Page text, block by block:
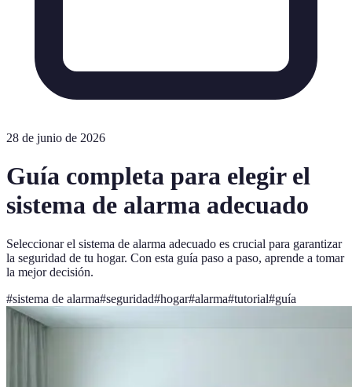
28 de junio de 2026
Guía completa para elegir el
sistema de alarma adecuado
Seleccionar el sistema de alarma adecuado es crucial para garantizar
la seguridad de tu hogar. Con esta guía paso a paso, aprende a tomar
la mejor decisión.
#sistema de alarma#seguridad#hogar#alarma#tutorial#guía